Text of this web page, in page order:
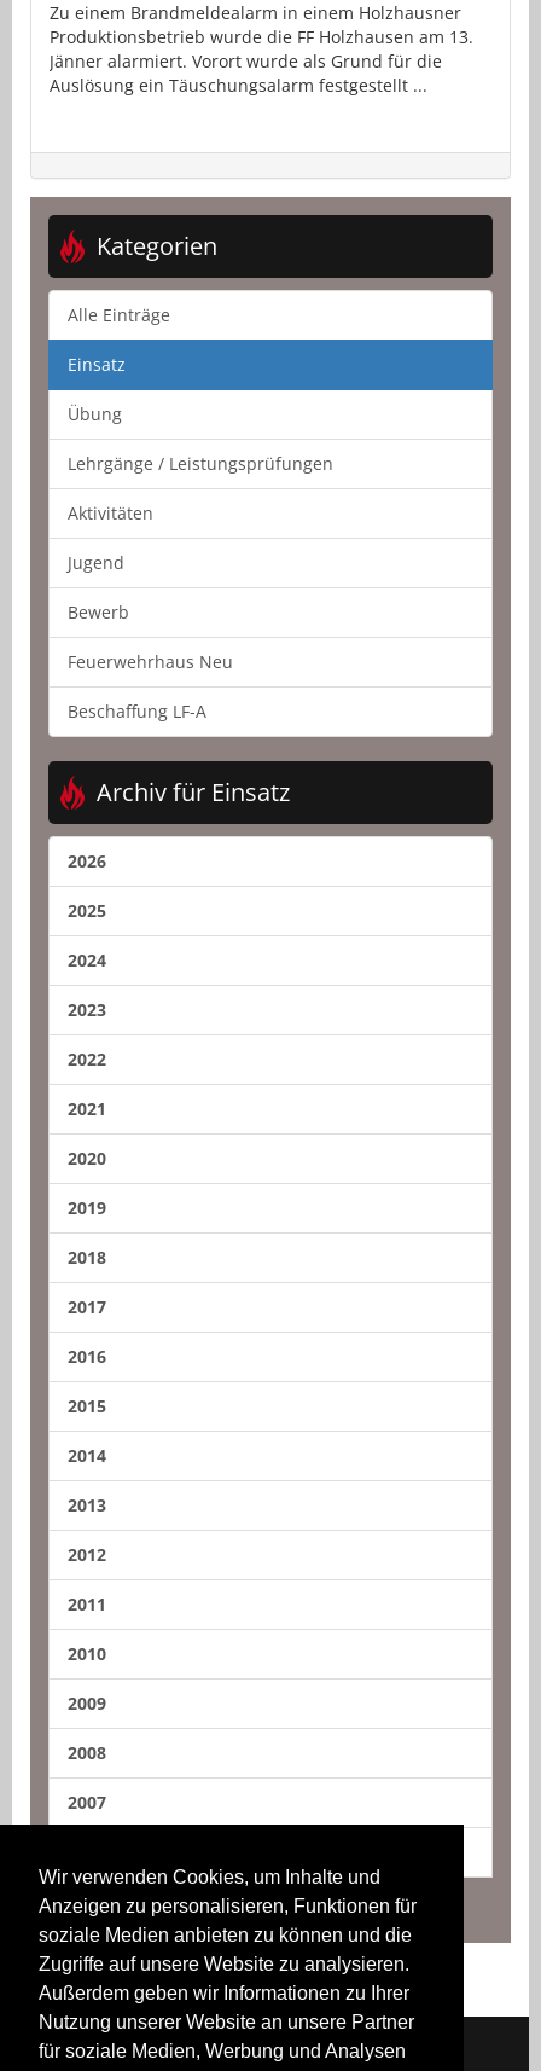
Wir verwenden Cookies, um Inhalte und
Anzeigen zu personalisieren, Funktionen für
soziale Medien anbieten zu können und die
Zugriffe auf unsere Website zu analysieren.
Außerdem geben wir Informationen zu Ihrer
Nutzung unserer Website an unsere Partner
für soziale Medien, Werbung und Analysen
Zu einem Brandmeldealarm in einem Holzhausner
Produktionsbetrieb wurde die FF Holzhausen am 13.
Jänner alarmiert. Vorort wurde als Grund für die
Auslösung ein Täuschungsalarm festgestellt ...
Kategorien
Alle Einträge
Einsatz
Übung
Lehrgänge / Leistungsprüfungen
Aktivitäten
Jugend
Bewerb
Feuerwehrhaus Neu
Beschaffung LF-A
Archiv für Einsatz
2026
2025
2024
2023
2022
2021
2020
2019
2018
2017
2016
2015
2014
2013
2012
2011
2010
2009
2008
2007